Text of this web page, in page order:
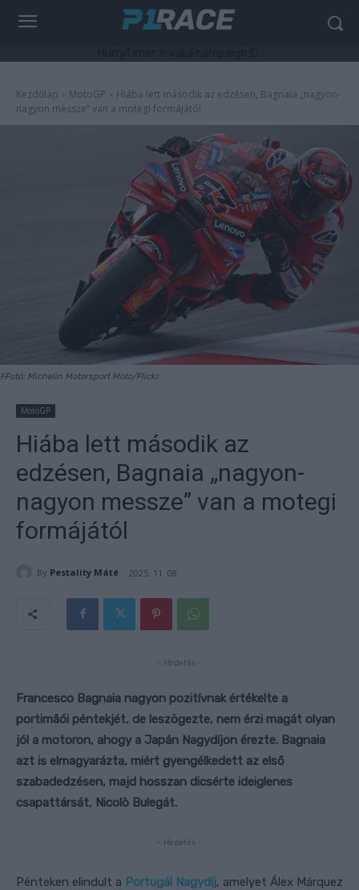
Kezdőlap MotoGP
Hiába lett második az edzésen, Bagnaia „nagyon-
nagyon messze” van a motegi formájától
FFotó: Michelin Motorsport Moto/Flickr
MotoGP
Hiába lett második az
edzésen, Bagnaia „nagyon-
nagyon messze” van a motegi
formájától
By Pestality Máté 2025. 11. 08.
- Hirdetés -
Francesco Bagnaia nagyon pozitívnak értékelte a
portimãói péntekjét, de leszögezte, nem érzi magát olyan
jól a motoron, ahogy a Japán Nagydíjon érezte. Bagnaia
azt is elmagyarázta, miért gyengélkedett az első
szabadedzésen, majd hosszan dicsérte ideiglenes
csapattársát, Nicolò Bulegát.
- Hirdetés -
Pénteken elindult a Portugál Nagydíj, amelyet Álex Márquez